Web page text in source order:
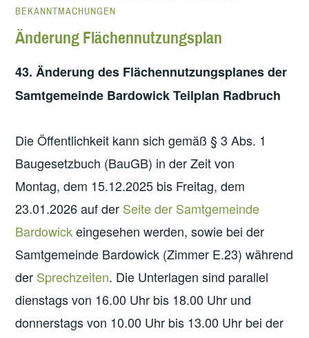
BEKANNTMACHUNGEN
Änderung Flächennutzungsplan
43. Änderung des Flächennutzungsplanes der
Samtgemeinde Bardowick Teilplan Radbruch
Die Öffentlichkeit kann sich gemäß § 3 Abs. 1
Baugesetzbuch (BauGB) in der Zeit von
Montag, dem 15.12.2025 bis Freitag, dem
23.01.2026 auf der Seite der Samtgemeinde
Bardowickeingesehen werden, sowie bei der
Samtgemeinde Bardowick (Zimmer E.23) während
der Sprechzeiten. Die Unterlagen sind parallel
dienstags von 16.00 Uhr bis 18.00 Uhr und
donnerstags von 10.00 Uhr bis 13.00 Uhr bei der